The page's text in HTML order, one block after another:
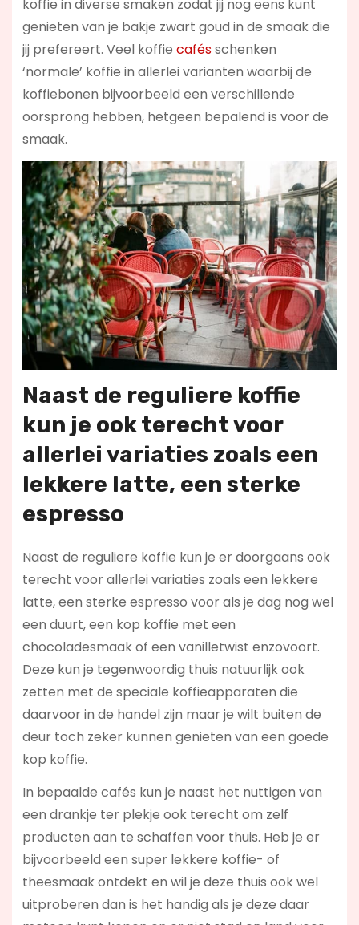
koffie in diverse smaken zodat jij nog eens kunt
genieten van je bakje zwart goud in de smaak die
jij prefereert. Veel koffie cafésschenken
‘normale’ koffie in allerlei varianten waarbij de
koffiebonen bijvoorbeeld een verschillende
oorsprong hebben, hetgeen bepalend is voor de
smaak.
Naast de reguliere koffie
kun je ook terecht voor
allerlei variaties zoals een
lekkere latte, een sterke
espresso
Naast de reguliere koffie kun je er doorgaans ook
terecht voor allerlei variaties zoals een lekkere
latte, een sterke espresso voor als je dag nog wel
een duurt, een kop koffie met een
chocoladesmaak of een vanilletwist enzovoort.
Deze kun je tegenwoordig thuis natuurlijk ook
zetten met de speciale koffieapparaten die
daarvoor in de handel zijn maar je wilt buiten de
deur toch zeker kunnen genieten van een goede
kop koffie.
In bepaalde cafés kun je naast het nuttigen van
een drankje ter plekje ook terecht om zelf
producten aan te schaffen voor thuis. Heb je er
bijvoorbeeld een super lekkere koffie- of
theesmaak ontdekt en wil je deze thuis ook wel
uitproberen dan is het handig als je deze daar